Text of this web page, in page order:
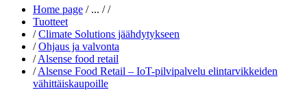
Home page /... / /
Tuotteet
/ Climate Solutions jäähdytykseen
/ Ohjaus ja valvonta
/ Alsense food retail
/ Alsense Food Retail ‒ IoT-pilvipalvelu elintarvikkeiden
vähittäiskaupoille